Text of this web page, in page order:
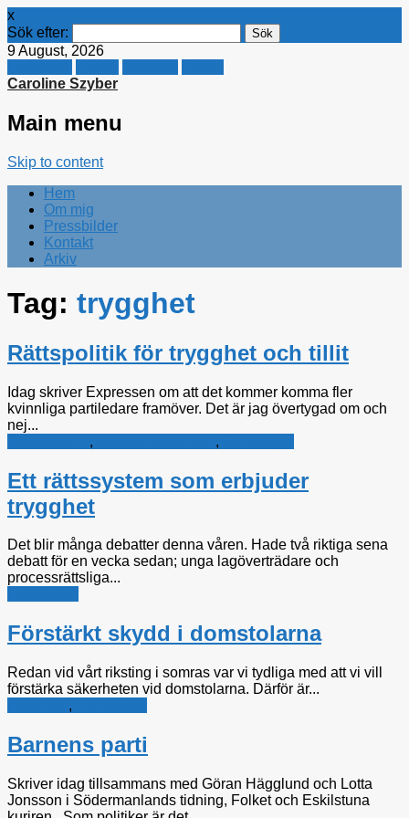
x
Sök efter:
9 August, 2026
Caroline Szyber
Main menu
Skip to content
Hem
Om mig
Pressbilder
Kontakt
Arkiv
Tag: trygghet
Rättspolitik för trygghet och tillit
Idag skriver Expressen om att det kommer komma fler
kvinnliga partiledare framöver. Det är jag övertygad om och
nej...
, ,
Ett rättssystem som erbjuder
trygghet
Det blir många debatter denna våren. Hade två riktiga sena
debatt för en vecka sedan; unga lagöverträdare och
processrättsliga...
Förstärkt skydd i domstolarna
Redan vid vårt riksting i somras var vi tydliga med att vi vill
förstärka säkerheten vid domstolarna. Därför är...
,
Barnens parti
Skriver idag tillsammans med Göran Hägglund och Lotta
Jonsson i Södermanlands tidning, Folket och Eskilstuna